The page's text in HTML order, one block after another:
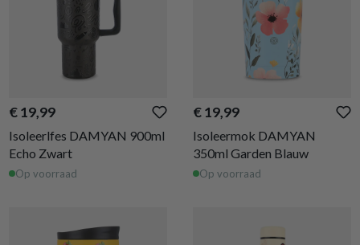
€ 19,99
Isoleerlfes DAMYAN 900ml
Echo Zwart
Op voorraad
€ 19,99
Isoleermok DAMYAN
350ml Garden Blauw
Op voorraad